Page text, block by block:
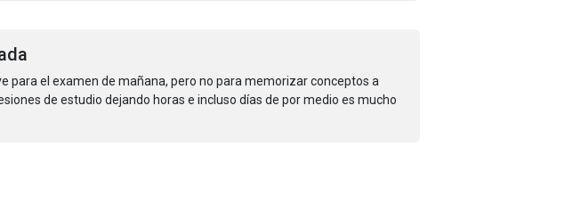
para el examen de mañana, pero no para memorizar conceptos a
de estudio dejando horas e incluso días de por medio es mucho